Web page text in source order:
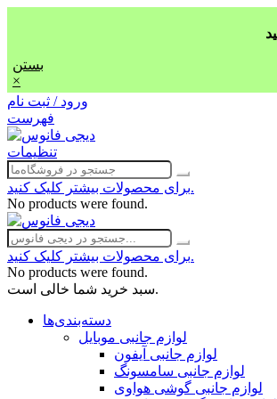
بستن
×
ورود / ثبت نام
فهرست
تنظیمات
برای محصولات بیشتر کلیک کنید.
No products were found.
برای محصولات بیشتر کلیک کنید.
No products were found.
سبد خرید شما خالی است.
دسته‌بندی‌ها
لوازم جانبی موبایل
لوازم جانبی آیفون
لوازم جانبی سامسونگ
لوازم جانبی گوشی هواوی